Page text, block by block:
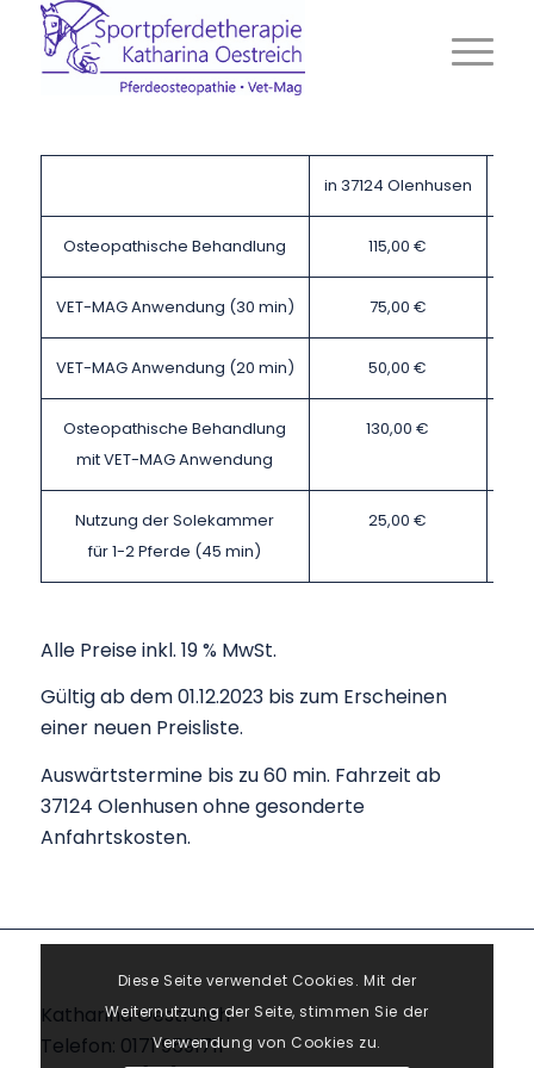
in 37124 Olenhusen
Osteopathische Behandlung 115,00 €
VET-MAG Anwendung (30 min) 75,00 €
VET-MAG Anwendung (20 min) 50,00 €
Osteopathische Behandlung
mit VET-MAG Anwendung
130,00 €
Nutzung der Solekammer
für 1-2 Pferde (45 min)
25,00 €
Alle Preise inkl. 19 % MwSt.
Gültig ab dem 01.12.2023 bis zum Erscheinen
einer neuen Preisliste.
Auswärtstermine bis zu 60 min. Fahrzeit ab
37124 Olenhusen ohne gesonderte
Anfahrtskosten.
Katharina Oestreich
Telefon: 0171 9591711
Diese Seite verwendet Cookies. Mit der
Weiternutzung der Seite, stimmen Sie der
Verwendung von Cookies zu.